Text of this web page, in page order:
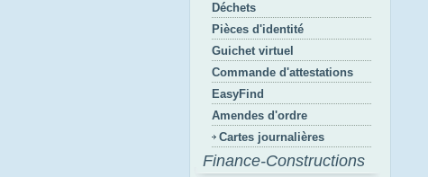
Déchets
Pièces d'identité
Guichet virtuel
Commande d'attestations
EasyFind
Amendes d'ordre
Cartes journalières
Finance-Constructions